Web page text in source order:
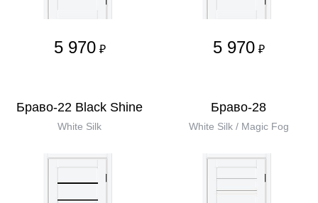
5 970 ₽ 5 970 ₽
Браво-22 Black Shine
White Silk
Браво-28
White Silk / Magic Fog